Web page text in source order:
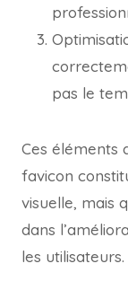
pas le
Ces éléments
favicon
visuelle, mais
dans
les utilisateurs.